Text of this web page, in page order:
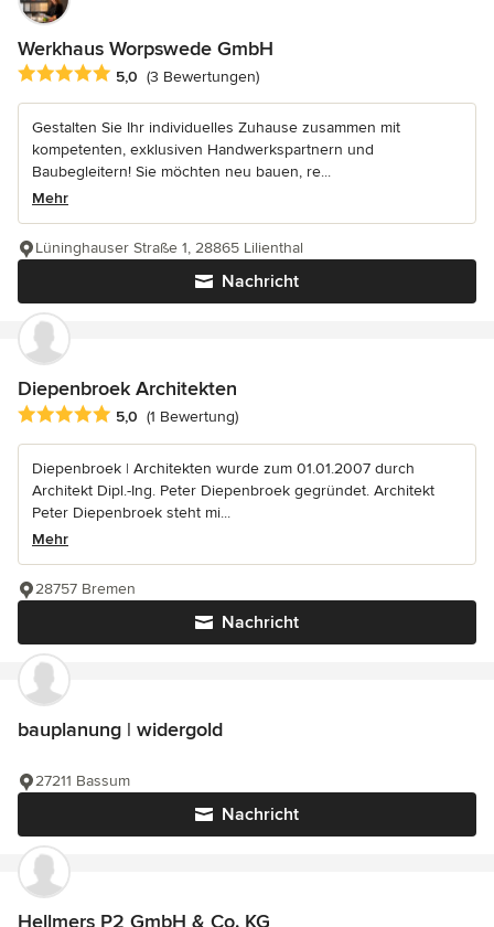
Werkhaus Worpswede GmbH
Durchschnittliche Bewertung: 5 von 5 Sternen
5,0 (3 Bewertungen)
Gestalten Sie Ihr individuelles Zuhause zusammen mit
kompetenten, exklusiven Handwerkspartnern und
Baubegleitern! Sie möchten neu bauen, re...
Mehr
Nachricht
Lüninghauser Straße 1, 28865 Lilienthal
Diepenbroek Architekten
Durchschnittliche Bewertung: 5 von 5 Sternen
5,0 (1 Bewertung)
Diepenbroek | Architekten wurde zum 01.01.2007 durch
Architekt Dipl.-Ing. Peter Diepenbroek gegründet. Architekt
Peter Diepenbroek steht mi...
Mehr
Nachricht
28757 Bremen
bauplanung | widergold
Nachricht
27211 Bassum
Hellmers P2 GmbH & Co. KG